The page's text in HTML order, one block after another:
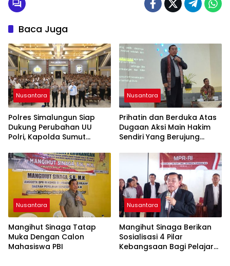
Baca Juga
Nusantara
Polres Simalungun Siap
Dukung Perubahan UU
Polri, Kapolda Sumut
Penguatan
Profesionalisme dan
Akuntabilitas Personel
Nusantara
Prihatin dan Berduka Atas
Dugaan Aksi Main Hakim
Sendiri Yang Berujung
Nusantara
Mangihut Sinaga Tatap
Muka Dengan Calon
Mahasiswa PBI
Nusantara
Mangihut Sinaga Berikan
Sosialisasi 4 Pilar
Kebangsaan Bagi Pelajar
Nusantara Nusantara